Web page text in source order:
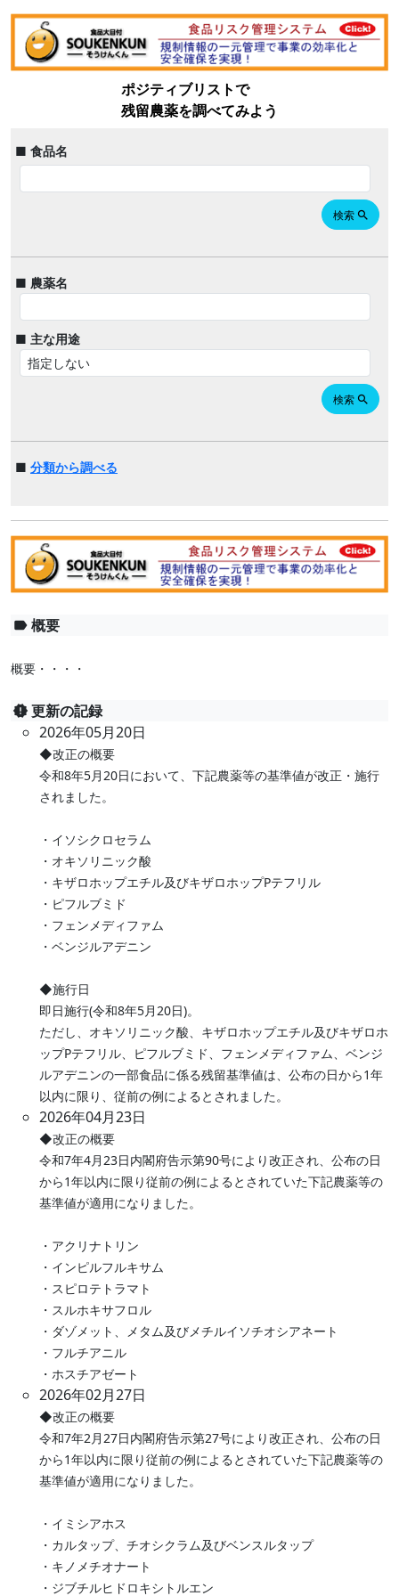
ポジティブリストで
残留農薬を調べてみよう
■ 食品名
検索 search
■ 農薬名
■ 主な用途
検索 search
■ 分類から調べる
label 概要
概要・・・・
new_releases 更新の記録
2026年05月20日
◆改正の概要
令和8年5月20日において、下記農薬等の基準値が改正・施行
されました。
・イソシクロセラム
・オキソリニック酸
・キザロホップエチル及びキザロホップPテフリル
・ピフルブミド
・フェンメディファム
・ベンジルアデニン
◆施行日
即日施行(令和8年5月20日)。
ただし、オキソリニック酸、キザロホップエチル及びキザロホ
ップPテフリル、ピフルブミド、フェンメディファム、ベンジ
ルアデニンの一部食品に係る残留基準値は、公布の日から1年
以内に限り、従前の例によるとされました。
2026年04月23日
◆改正の概要
令和7年4月23日内閣府告示第90号により改正され、公布の日
から1年以内に限り従前の例によるとされていた下記農薬等の
基準値が適用になりました。
・アクリナトリン
・インピルフルキサム
・スピロテトラマト
・スルホキサフロル
・ダゾメット、メタム及びメチルイソチオシアネート
・フルチアニル
・ホスチアゼート
2026年02月27日
◆改正の概要
令和7年2月27日内閣府告示第27号により改正され、公布の日
から1年以内に限り従前の例によるとされていた下記農薬等の
基準値が適用になりました。
・イミシアホス
・カルタップ、チオシクラム及びベンスルタップ
・キノメチオナート
・ジブチルヒドロキシトルエン